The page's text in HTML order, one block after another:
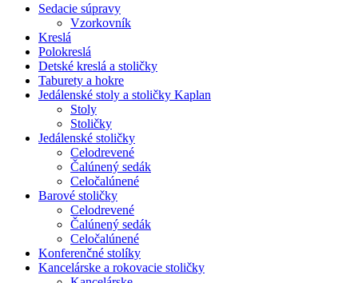
Sedacie súpravy
Vzorkovník
Kreslá
Polokreslá
Detské kreslá a stoličky
Taburety a hokre
Jedálenské stoly a stoličky Kaplan
Stoly
Stoličky
Jedálenské stoličky
Celodrevené
Čalúnený sedák
Celočalúnené
Barové stoličky
Celodrevené
Čalúnený sedák
Celočalúnené
Konferenčné stolíky
Kancelárske a rokovacie stoličky